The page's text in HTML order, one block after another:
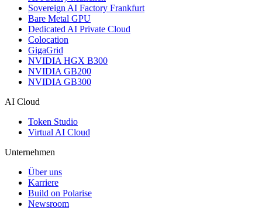
Sovereign AI Factory Frankfurt
Bare Metal GPU
Dedicated AI Private Cloud
Colocation
GigaGrid
NVIDIA HGX B300
NVIDIA GB200
NVIDIA GB300
AI Cloud
Token Studio
Virtual AI Cloud
Unternehmen
Über uns
Karriere
Build on Polarise
Newsroom